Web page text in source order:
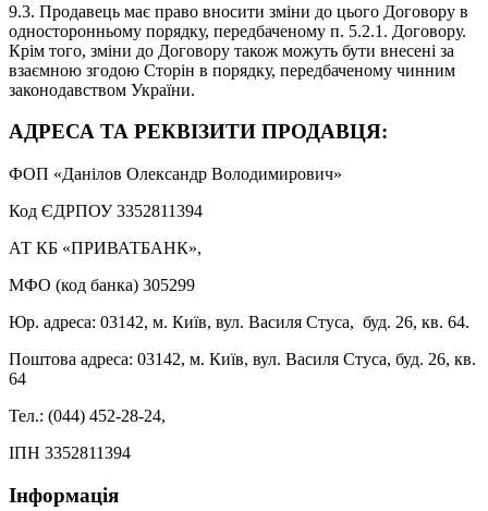
9.3. Продавець має право вносити зміни до цього Договору в
односторонньому порядку, передбаченому п. 5.2.1. Договору.
Крім того, зміни до Договору також можуть бути внесені за
взаємною згодою Сторін в порядку, передбаченому чинним
законодавством України.
АДРЕСА ТА РЕКВІЗИТИ ПРОДАВЦЯ:
ФОП «Данілов Олександр Володимирович»
Код ЄДРПОУ 3352811394
АТ КБ «ПРИВАТБАНК»,
МФО (код банка) 305299
Юр. адреса: 03142, м. Київ, вул. Василя Стуса, буд. 26, кв. 64.
Поштова адреса: 03142, м. Київ, вул. Василя Стуса, буд. 26, кв.
64
Тел.: (044) 452-28-24,
ІПН 3352811394
Інформація